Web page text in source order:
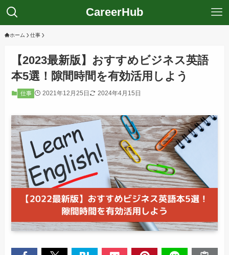
CareerHub
ホーム 仕事
【2023最新版】おすすめビジネス英語
本5選！隙間時間を有効活用しよう
仕事 2021年12月25日 2024年4月15日